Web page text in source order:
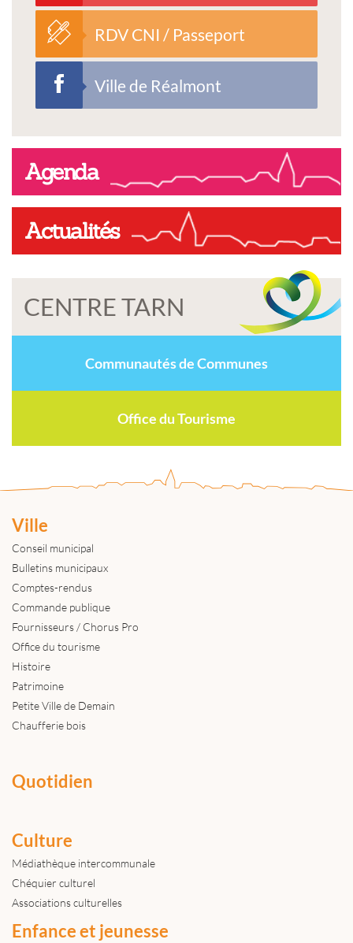
RDV CNI / Passeport
Ville de Réalmont
Agenda
Actualités
CENTRE TARN
Communautés de Communes
Office du Tourisme
Ville
Conseil municipal
Bulletins municipaux
Comptes-rendus
Commande publique
Fournisseurs / Chorus Pro
Office du tourisme
Histoire
Patrimoine
Petite Ville de Demain
Chaufferie bois
Quotidien
Culture
Médiathèque intercommunale
Chéquier culturel
Associations culturelles
Enfance et jeunesse